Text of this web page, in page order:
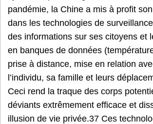
pandémie, la Chine a mis à profit
dans les technologies de
des informations sur ses citoyens et
en banques de données
prise à distance, mise en relation
l’individu, sa famille et leurs
Ceci rend la traque des corps
déviants extrêmement efficace et
illusion de vie privée.37 Ces